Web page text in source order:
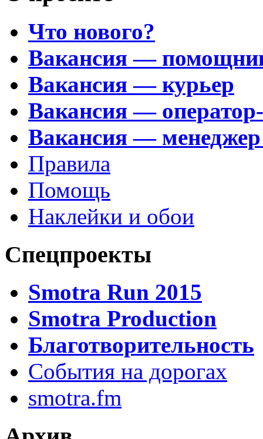
Что нового?
Вакансия —
Вакансия — курьер
Вакансия —
Вакансия —
Правила
Помощь
Наклейки и обои
Спецпроекты
Smotra Run 2015
Smotra Production
Благотворительность
События на дорогах
smotra.fm